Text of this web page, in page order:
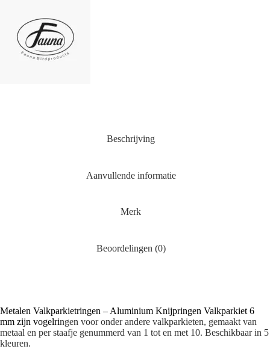
Beschrijving
Aanvullende informatie
Merk
Beoordelingen (0)
Metalen Valkparkietringen – Aluminium Knijpringen Valkparkiet 6
mm zijn vogelringen voor onder andere valkparkieten, gemaakt van
metaal en per staafje genummerd van 1 tot en met 10. Beschikbaar in 5
kleuren.